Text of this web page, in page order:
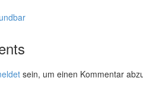
sein, um einen Kommentar